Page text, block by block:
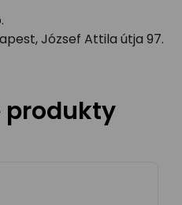
József Attila útja 97.
produkty